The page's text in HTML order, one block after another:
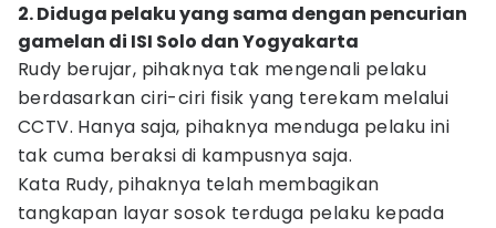
2. Diduga pelaku yang sama dengan pencurian
gamelan di ISI Solo dan Yogyakarta
Rudy berujar, pihaknya tak mengenali pelaku
berdasarkan ciri-ciri fisik yang terekam melalui
CCTV. Hanya saja, pihaknya menduga pelaku ini
tak cuma beraksi di kampusnya saja.
Kata Rudy, pihaknya telah membagikan
tangkapan layar sosok terduga pelaku kepada